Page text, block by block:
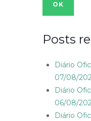
Posts
Diário
07/08/
Diário
06/08/
Diário